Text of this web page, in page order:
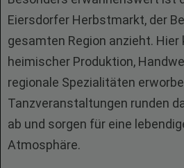
Eiersdorfer Herbstmarkt, der
gesamten Region anzieht. Hier
heimischer Produktion,
regionale Spezialitäten
Tanzveranstaltungen runden
ab und sorgen für eine
Atmosphäre.